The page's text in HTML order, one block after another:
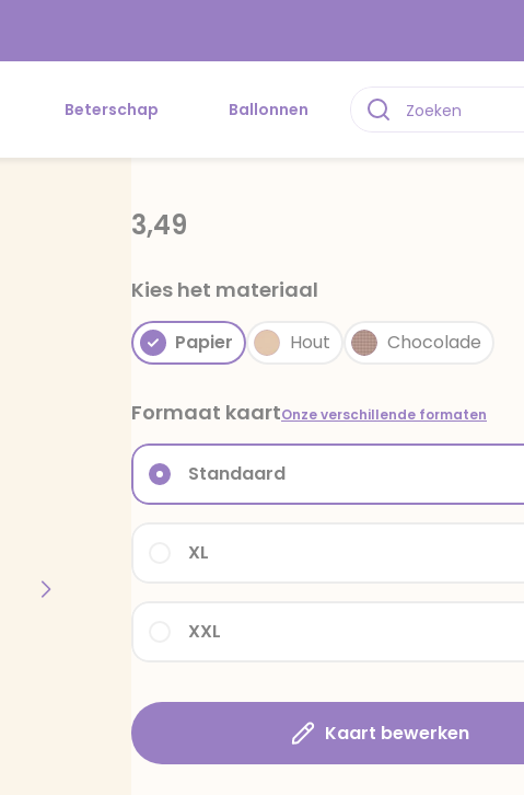
Beterschap Ballonnen
3,49
Kies het materiaal
Papier Hout Chocolade
Formaat kaartOnze verschillende formaten
XXL
XL
Standaard
Kaart bewerken